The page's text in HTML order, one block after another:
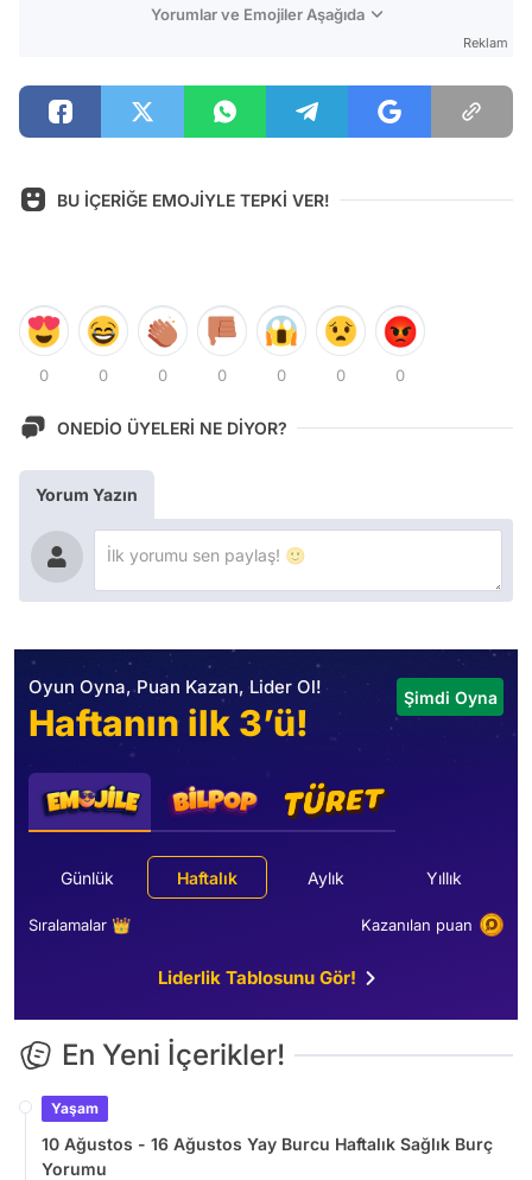
Yorumlar ve Emojiler Aşağıda
Reklam
BU İÇERİĞE EMOJİYLE TEPKİ VER!
0 0 0 0 0 0 0
ONEDİO ÜYELERİ NE DİYOR?
Yorum Yazın
Oyun Oyna, Puan Kazan, Lider Ol!
Haftanın ilk 3’ü!
Şimdi Oyna
Günlük Haftalık Aylık Yıllık
Sıralamalar 👑 Kazanılan puan
Liderlik Tablosunu Gör!
En Yeni İçerikler!
Yaşam
10 Ağustos - 16 Ağustos Yay Burcu Haftalık Sağlık Burç
Yorumu